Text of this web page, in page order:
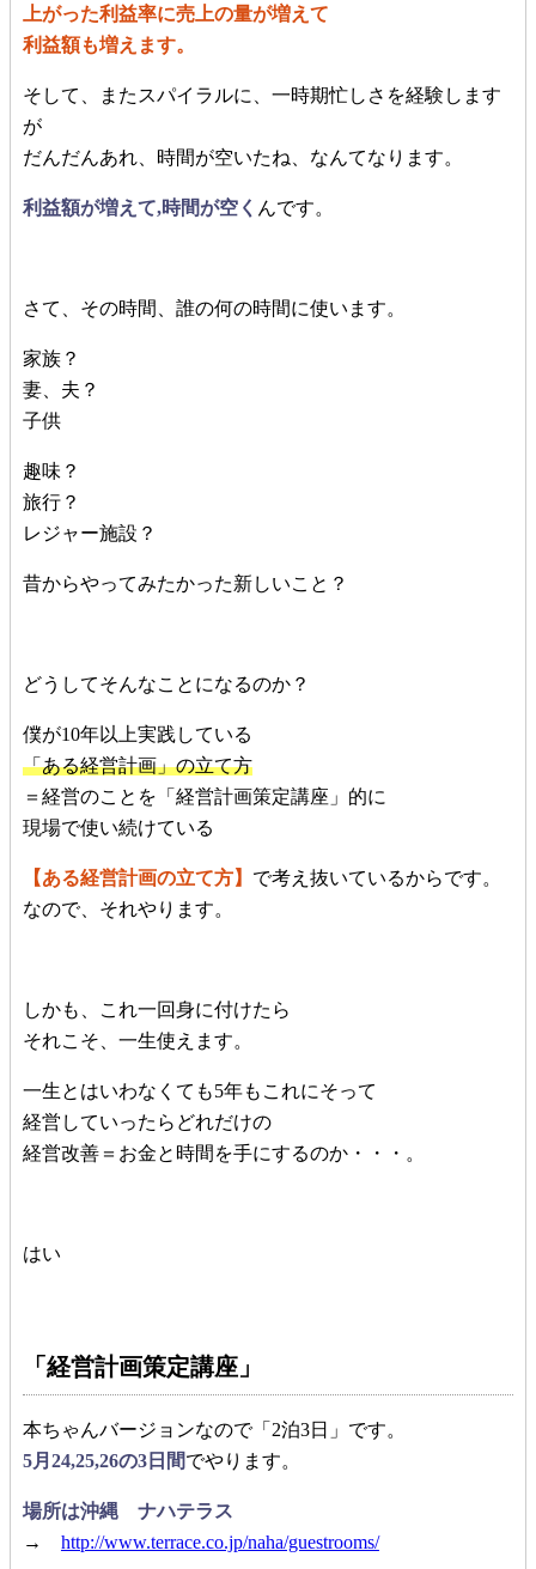
上がった利益率に売上の量が増えて
利益額も増えます。
そして、またスパイラルに、一時期忙しさを経験します
が
だんだんあれ、時間が空いたね、なんてなります。
利益額が増えて,時間が空く んです。
さて、その時間、誰の何の時間に使います。
家族？
妻、夫？
子供
趣味？
旅行？
レジャー施設？
昔からやってみたかった新しいこと？
どうしてそんなことになるのか？
僕が10年以上実践している
「ある経営計画」の立て方
＝経営のことを「経営計画策定講座」的に
現場で使い続けている
【ある経営計画の立て方】 で考え抜いているからです。
なので、それやります。
しかも、これ一回身に付けたら
それこそ、一生使えます。
一生とはいわなくても5年もこれにそって
経営していったらどれだけの
経営改善＝お金と時間を手にするのか・・・。
はい
「経営計画策定講座」
本ちゃんバージョンなので「2泊3日」です。
5月24,25,26の3日間でやります。
場所は沖縄 ナハテラス
→ http://www.terrace.co.jp/naha/guestrooms/